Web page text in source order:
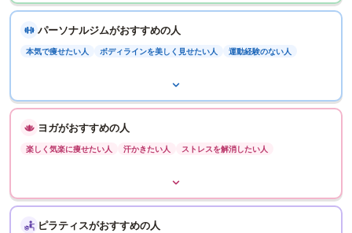
パーソナルジムがおすすめの人
本気で痩せたい人 ボディラインを美しく見せたい人 運動経験のない人
ヨガがおすすめの人
楽しく気楽に痩せたい人 汗かきたい人 ストレスを解消したい人
ピラティスがおすすめの人